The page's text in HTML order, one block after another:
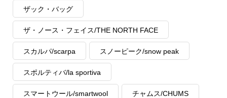
ザック・バッグ
ザ・ノース・フェイス/THE NORTH FACE
スカルパ/scarpa スノーピーク/snow peak
スポルティバ/la sportiva
スマートウール/smartwool チャムス/CHUMS